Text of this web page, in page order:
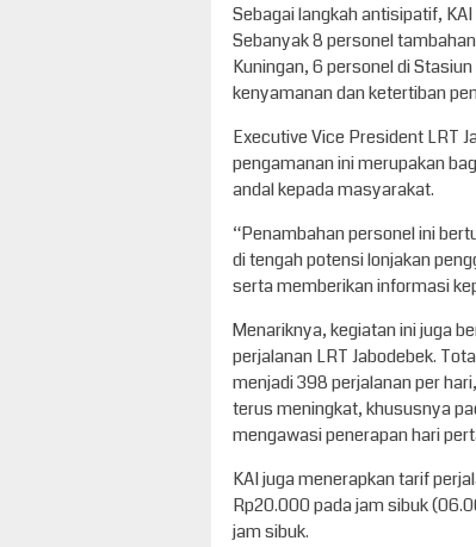
Sebagai langkah antisipatif,
Sebanyak 8 personel
Kuningan, 6 personel di
kenyamanan dan ketertiban
Executive Vice President LRT
pengamanan ini merupakan
andal kepada masyarakat.
“Penambahan personel ini
di tengah potensi lonjakan
serta memberikan informasi
Menariknya, kegiatan ini juga
perjalanan LRT Jabodebek.
menjadi 398 perjalanan per
terus meningkat, khususnya
mengawasi penerapan hari
KAI juga menerapkan tarif
Rp20.000 pada jam sibuk
jam sibuk.